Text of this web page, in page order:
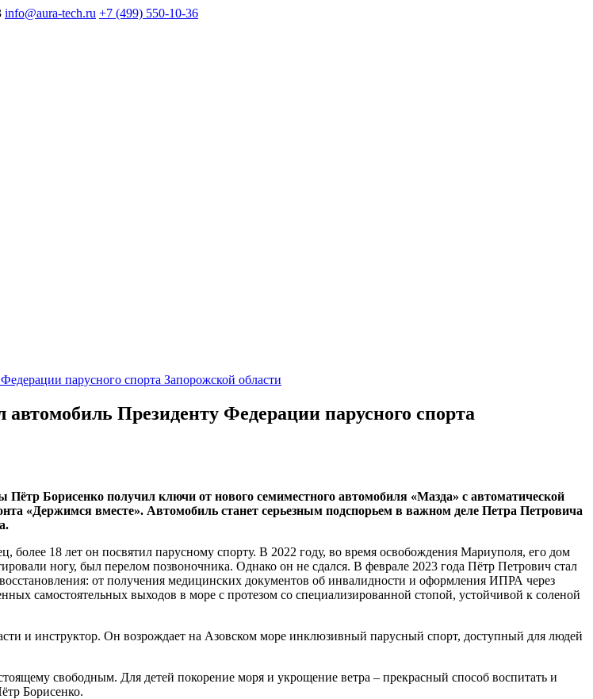
info@aura-tech.ru +7 (499) 550-10-36
парусного спорта Запорожской области
Президенту Федерации парусного спорта
Борисенко получил ключи от нового семиместного автомобиля «Мазда» с автоматической
«Держимся вместе». Автомобиль станет серьезным подспорьем в важном деле Петра Петровича
более 18 лет он посвятил парусному спорту. В 2022 году, во время освобождения Мариуполя, его дом
ногу, был перелом позвоночника. Однако он не сдался. В феврале 2023 года Пётр Петрович стал
от получения медицинских документов об инвалидности и оформления ИПРА через
самостоятельных выходов в море с протезом со специализированной стопой, устойчивой к соленой
и инструктор. Он возрождает на Азовском море инклюзивный парусный спорт, доступный для людей
свободным. Для детей покорение моря и укрощение ветра – прекрасный способ воспитать и
Борисенко.